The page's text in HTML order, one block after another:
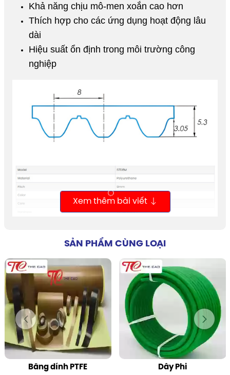
Khả năng chịu mô-men xoắn cao hơn
Thích hợp cho các ứng dụng hoạt động lâu
dài
Hiệu suất ổn định trong môi trường công
nghiệp
Xem thêm bài viết
SẢN PHẨM CÙNG LOẠI
Băng dính PTFE Dây Phi